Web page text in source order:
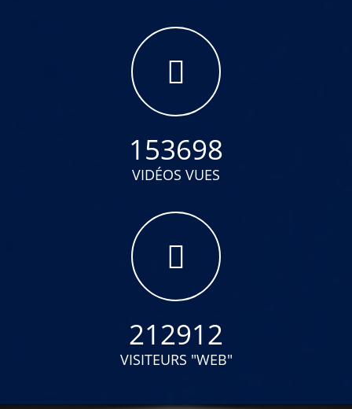
153698
VIDÉOS VUES
212912
VISITEURS "WEB"